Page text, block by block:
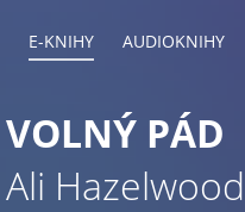
E-KNIHY AUDIOKNIHY
VOLNÝ PÁD
Ali Hazelwood